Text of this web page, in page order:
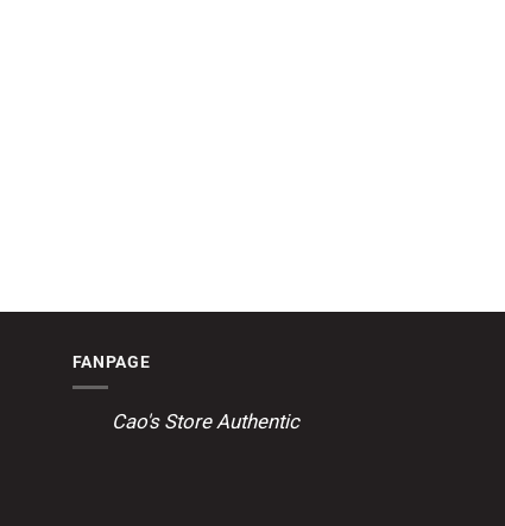
FANPAGE
Cao's Store Authentic